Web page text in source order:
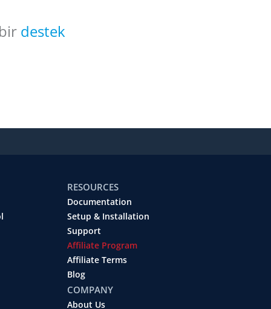
destek
RESOURCES
Documentation
Setup & Installation
Support
Affiliate Program
Affiliate Terms
Blog
COMPANY
About Us